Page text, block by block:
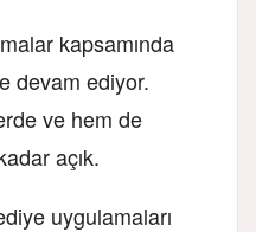
kapsamında
devam ediyor.
ve hem de
açık.
uygulamaları